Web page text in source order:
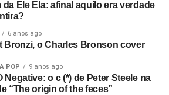
da Ele Ela: afinal aquilo era verdade
6 anos ago
Bronzi, o Charles Bronson cover
POP 9 anos ago
Negative: o c (*) de Peter Steele na
“The origin of the feces”